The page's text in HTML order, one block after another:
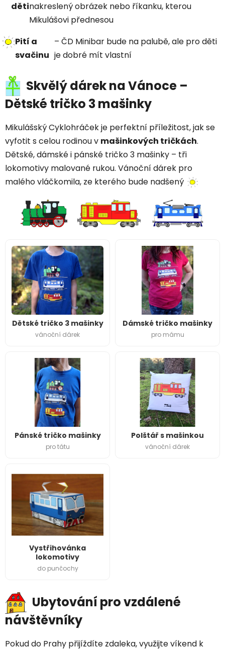
dětinakreslený obrázek nebo říkanku, kterou
Mikulášovi přednesou
Pití a
svačinu
– ČD Minibar bude na palubě, ale pro děti
je dobré mít vlastní
Skvělý dárek na Vánoce –
Dětské tričko 3 mašinky
Mikulášský Cyklohráček je perfektní příležitost, jak se
vyfotit s celou rodinou v mašinkových tričkách.
Dětské, dámské i pánské tričko 3 mašinky – tři
lokomotivy malované rukou. Vánoční dárek pro
malého vláčkomila, ze kterého bude nadšený
Dětské tričko 3 mašinky
vánoční dárek
Dámské tričko mašinky
pro mámu
Pánské tričko mašinky
pro tátu
Polštář s mašinkou
vánoční dárek
Vystřihovánka
lokomotivy
do punčochy
Ubytování pro vzdálené
návštěvníky
Pokud do Prahy přijíždíte zdaleka, využijte víkend k